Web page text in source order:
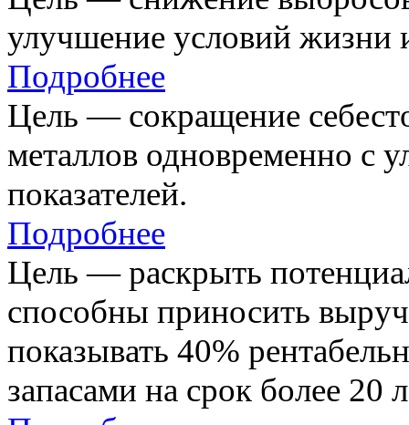
улучшение условий жизни
Подробнее
Цель — сокращение
металлов одновременно с
показателей.
Подробнее
Цель — раскрыть
способны приносить
показывать 40%
запасами на срок более 20